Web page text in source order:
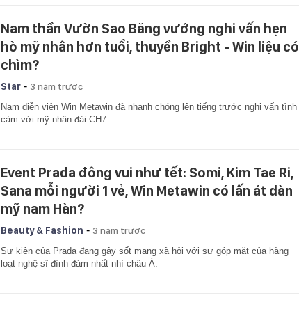
Nam thần Vườn Sao Băng vướng nghi vấn hẹn
hò mỹ nhân hơn tuổi, thuyền Bright - Win liệu có
chìm?
Star - 3 năm trước
Nam diễn viên Win Metawin đã nhanh chóng lên tiếng trước nghi vấn tình
cảm với mỹ nhân đài CH7.
Event Prada đông vui như tết: Somi, Kim Tae Ri,
Sana mỗi người 1 vẻ, Win Metawin có lấn át dàn
mỹ nam Hàn?
Beauty & Fashion - 3 năm trước
Sự kiện của Prada đang gây sốt mạng xã hội với sự góp mặt của hàng
loạt nghệ sĩ đình đám nhất nhì châu Á.